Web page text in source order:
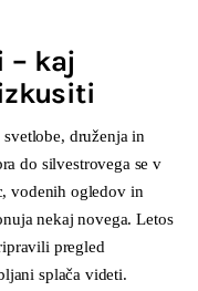
– kaj
druženja in
do silvestrovega se v
vodenih ogledov in
nekaj novega. Letos
pregled
splača videti.